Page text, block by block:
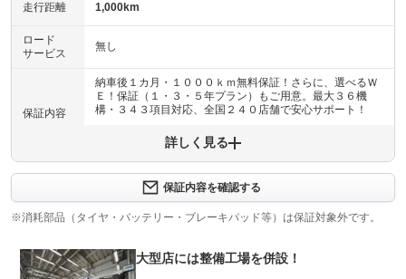
走行距離 1,000km
ロード
サービス
無し
保証内容
納車後１カ月・１０００ｋｍ無料保証！さらに、選べるＷ
Ｅ！保証（１・３・５年プラン）もご用意。最大３６機
構・３４３項目対応、全国２４０店舗で安心サポート！
保証内容について問い合わせる
納車後１ヶ月・１０００ｋｍ以内は３６機構・３４３項目
を保証いたします。詳しくは販売店までお問い合わせ下さ
い。
上限金額
車両本体価格
詳しく見る
保証内容を確認する
※消耗部品（タイヤ・バッテリー・ブレーキパッド等）は保証対象外です。
大型店には整備工場を併設！